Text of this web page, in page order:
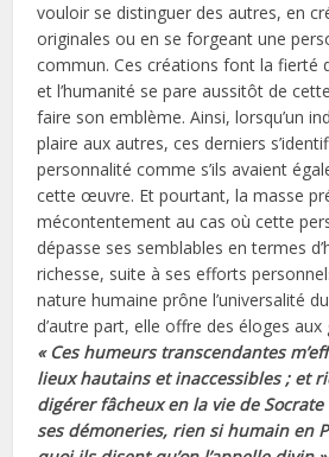
vouloir se distinguer des autres, en
originales ou en se forgeant une
commun. Ces créations font la fierté
et l’humanité se pare aussitôt de
faire son emblème. Ainsi, lorsqu’un
plaire aux autres, ces derniers
personnalité comme s’ils avaient
cette œuvre. Et pourtant, la masse
mécontentement au cas où cette
dépasse ses semblables en termes
richesse, suite à ses efforts
nature humaine prône l’universalité
d’autre part, elle offre des éloges
« Ces humeurs transcendantes
lieux hautains et inaccessibles ; et
digérer fâcheux en la vie de Socrate
ses démoneries, rien si humain en